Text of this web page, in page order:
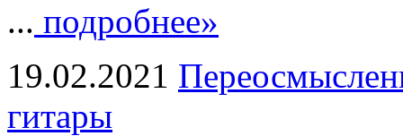
... подробнее»
19.02.2021
гитары